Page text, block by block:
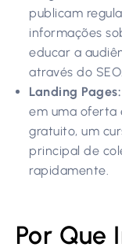
publicam
informações
educar a
através do SEO.
Landing Pages:
em uma oferta
gratuito, um
principal de
rapidamente.
Por Que